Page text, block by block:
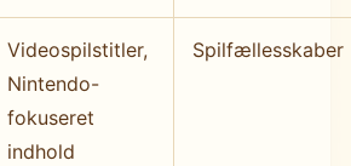
Videospilstitler,
Nintendo-
fokuseret
indhold
Spilfællesskaber